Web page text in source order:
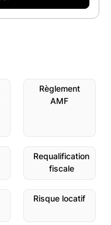
Règlement
AMF
Requalification
fiscale
Risque locatif